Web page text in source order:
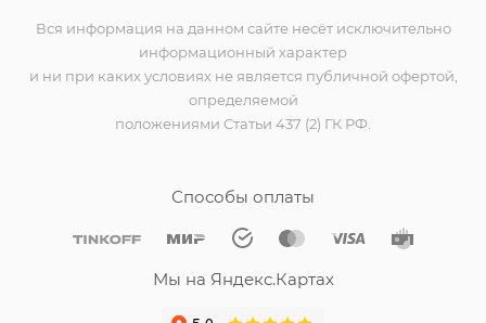
Вся информация на данном сайте несёт исключительно
информационный характер
и ни при каких условиях не является публичной офертой,
определяемой
положениями Статьи 437 (2) ГК РФ.
Способы оплаты
Мы на Яндекс.Картах